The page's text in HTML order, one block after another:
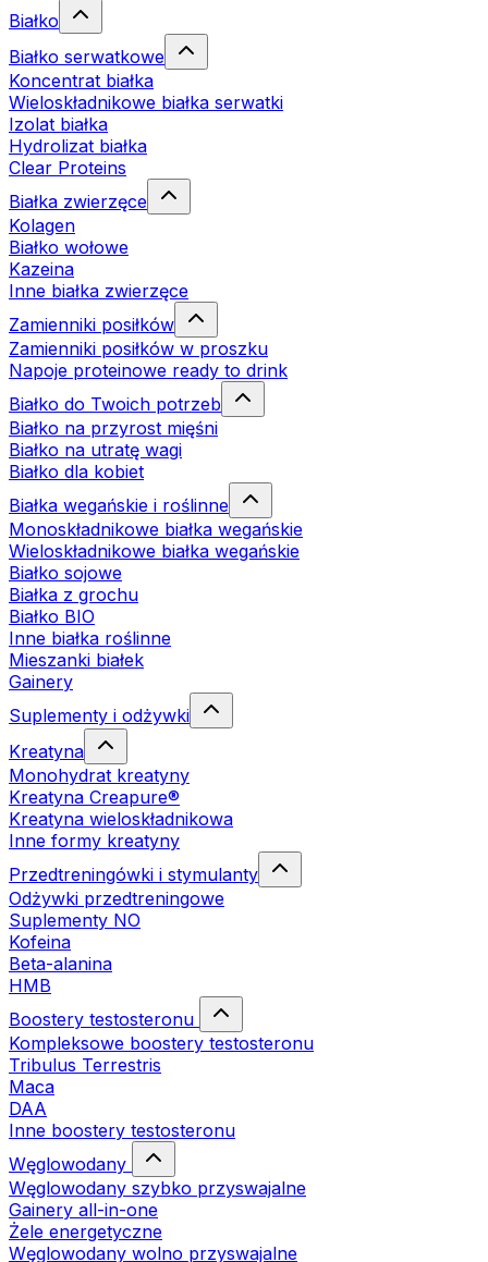
Białko
Białko serwatkowe
Koncentrat białka
Wieloskładnikowe białka serwatki
Izolat białka
Hydrolizat białka
Clear Proteins
Białka zwierzęce
Kolagen
Białko wołowe
Kazeina
Inne białka zwierzęce
Zamienniki posiłków
Zamienniki posiłków w proszku
Napoje proteinowe ready to drink
Białko do Twoich potrzeb
Białko na przyrost mięśni
Białko na utratę wagi
Białko dla kobiet
Białka wegańskie i roślinne
Monoskładnikowe białka wegańskie
Wieloskładnikowe białka wegańskie
Białko sojowe
Białka z grochu
Białko BIO
Inne białka roślinne
Mieszanki białek
Gainery
Suplementy i odżywki
Kreatyna
Monohydrat kreatyny
Kreatyna Creapure®
Kreatyna wieloskładnikowa
Inne formy kreatyny
Przedtreningówki i stymulanty
Odżywki przedtreningowe
Suplementy NO
Kofeina
Beta-alanina
HMB
Boostery testosteronu
Kompleksowe boostery testosteronu
Tribulus Terrestris
Maca
DAA
Inne boostery testosteronu
Węglowodany
Węglowodany szybko przyswajalne
Gainery all-in-one
Żele energetyczne
Węglowodany wolno przyswajalne